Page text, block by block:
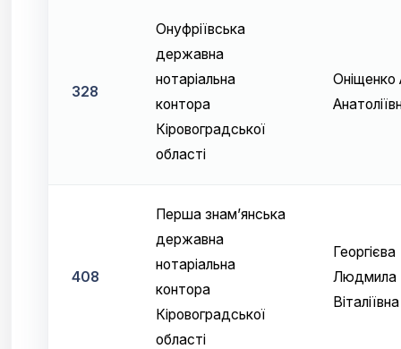
328
Онуфріївська
державна
нотаріальна
контора
Кіровоградської
області
Оніщенко
408
Перша знам’янська
державна
нотаріальна
контора
Кіровоградської
області
Георгієва
Людмила
Віталіївна